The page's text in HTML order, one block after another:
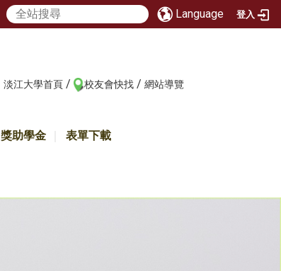
Language 登入
淡江大學首頁 / 校友會快找 / 網站導覽
獎助學金 表單下載